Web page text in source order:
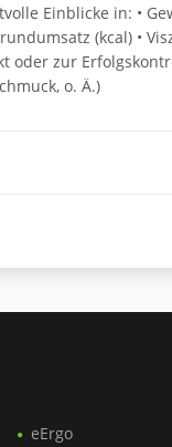
Einblicke in: •
(kcal) •
zur
o. Ä.)
eErgo